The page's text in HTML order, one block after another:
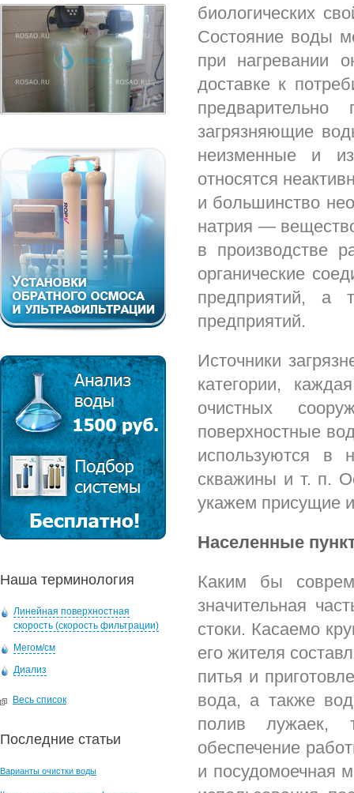
Наша терминология
Линейная поверхностная
скорость (скорость фильтрации)
Мегом/см
Диализ
Весь список
Последние статьи
Варианты очистки воды
биологических
Состояние воды
при нагревании
доставке к
загрязняющие
неизменные и
относятся
и большинство
натрия —
в производстве
органические
предприятий, а
предприятий.
Источники
категории,
очистных
поверхностные
используются в
скважины и т. п.
укажем присущие
Населенные
Каким бы
значительная
стоки. Касаемо
его жителя
питья и
вода, а также
полив лужаек,
обеспечение
и посудомоечная